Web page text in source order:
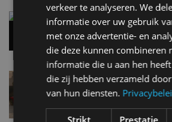
Gespot: een Chevrolet
7 aug
Lamborghini Revuelto
6 aug
verkeer te analyseren. We
informatie over uw gebruik
met onze advertentie- en
die deze kunnen combineren
informatie die u aan hen
die zij hebben verzameld
van hun diensten.
Strikt Prestatie